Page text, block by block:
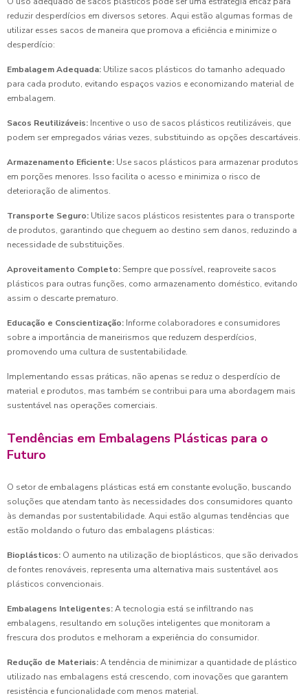
reduzir desperdícios em diversos setores. Aqui estão algumas formas de
utilizar esses sacos de maneira que promova a eficiência e minimize o
desperdício:
Embalagem Adequada: Utilize sacos plásticos do tamanho adequado
para cada produto, evitando espaços vazios e economizando material de
embalagem.
Sacos Reutilizáveis: Incentive o uso de sacos plásticos reutilizáveis, que
podem ser empregados várias vezes, substituindo as opções descartáveis.
Armazenamento Eficiente: Use sacos plásticos para armazenar produtos
em porções menores. Isso facilita o acesso e minimiza o risco de
deterioração de alimentos.
Transporte Seguro: Utilize sacos plásticos resistentes para o transporte
de produtos, garantindo que cheguem ao destino sem danos, reduzindo a
necessidade de substituições.
Aproveitamento Completo: Sempre que possível, reaproveite sacos
plásticos para outras funções, como armazenamento doméstico, evitando
assim o descarte prematuro.
Educação e Conscientização: Informe colaboradores e consumidores
sobre a importância de maneirismos que reduzem desperdícios,
promovendo uma cultura de sustentabilidade.
Implementando essas práticas, não apenas se reduz o desperdício de
material e produtos, mas também se contribui para uma abordagem mais
sustentável nas operações comerciais.
Tendências em Embalagens Plásticas para o
Futuro
O setor de embalagens plásticas está em constante evolução, buscando
soluções que atendam tanto às necessidades dos consumidores quanto
às demandas por sustentabilidade. Aqui estão algumas tendências que
estão moldando o futuro das embalagens plásticas:
Bioplásticos: O aumento na utilização de bioplásticos, que são derivados
de fontes renováveis, representa uma alternativa mais sustentável aos
plásticos convencionais.
Embalagens Inteligentes:A tecnologia está se infiltrando nas
embalagens, resultando em soluções inteligentes que monitoram a
frescura dos produtos e melhoram a experiência do consumidor.
Redução de Materiais:A tendência de minimizar a quantidade de plástico
utilizado nas embalagens está crescendo, com inovações que garantem
resistência e funcionalidade com menos material.